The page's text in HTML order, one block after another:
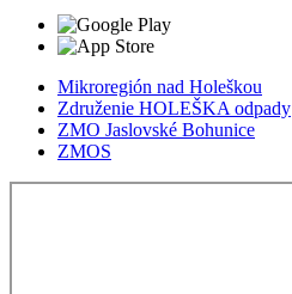
Mikroregión nad Holeškou
Združenie HOLEŠKA odpady
ZMO Jaslovské Bohunice
ZMOS